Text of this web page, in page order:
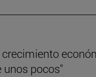
pocos"